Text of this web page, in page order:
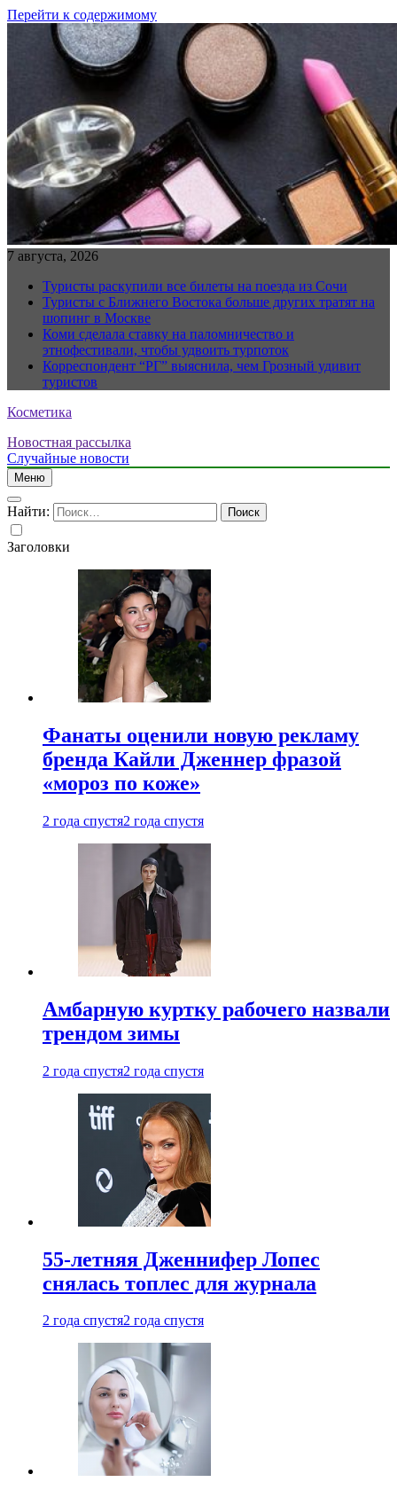
Перейти к содержимому
7 августа, 2026
Туристы раскупили все билеты на поезда из Сочи
Туристы с Ближнего Востока больше других тратят на
шопинг в Москве
Коми сделала ставку на паломничество и
этнофестивали, чтобы удвоить турпоток
Корреспондент “РГ” выяснила, чем Грозный удивит
туристов
Косметика
Новостная рассылка
Случайные новости
Меню
Найти:
Заголовки
Фанаты оценили новую рекламу
бренда Кайли Дженнер фразой
«мороз по коже»
2 года спустя2 года спустя
Амбарную куртку рабочего назвали
трендом зимы
2 года спустя2 года спустя
55-летняя Дженнифер Лопес
снялась топлес для журнала
2 года спустя2 года спустя